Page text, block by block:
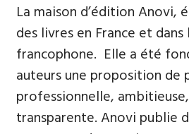
La maison d’édition Anovi,
des livres en France et
francophone. Elle a été
auteurs une proposition de
professionnelle,
transparente. Anovi publie